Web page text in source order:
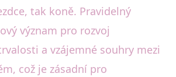
tak koně. Pravidelný
význam pro rozvoj
a vzájemné souhry mezi
což je zásadní pro